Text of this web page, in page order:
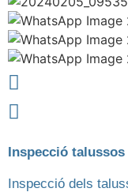
Inspecció
Inspecció dels